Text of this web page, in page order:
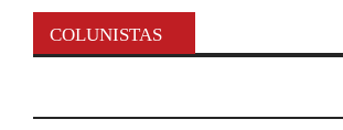
COLUNISTAS